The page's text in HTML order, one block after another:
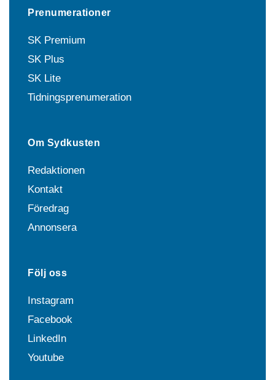
Prenumerationer
SK Premium
SK Plus
SK Lite
Tidningsprenumeration
Om Sydkusten
Redaktionen
Kontakt
Föredrag
Annonsera
Följ oss
Instagram
Facebook
LinkedIn
Youtube